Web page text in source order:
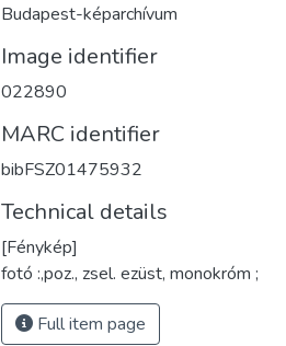
Budapest-képarchívum
Image identifier
022890
MARC identifier
bibFSZ01475932
Technical details
[Fénykép]
fotó :,poz., zsel. ezüst, monokróm ;
Full item page